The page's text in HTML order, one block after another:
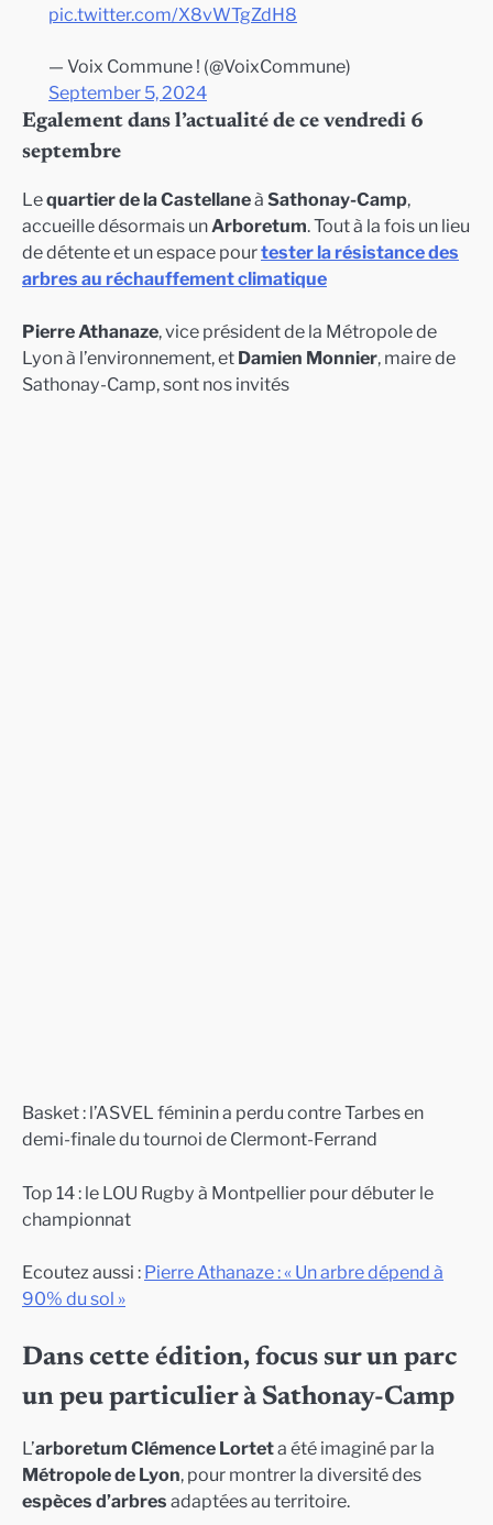
pic.twitter.com/X8vWTgZdH8
— Voix Commune ! (@VoixCommune)
September 5, 2024
Egalement dans l’actualité de ce vendredi 6
septembre
Lequartier de la Castellaneà Sathonay-Camp,
accueille désormais unArboretum. Tout à la fois un lieu
de détente et un espace pourtester la résistance des
arbres au réchauffement climatique
Pierre Athanaze, vice président de la Métropole de
Lyon à l’environnement, et Damien Monnier, maire de
Sathonay-Camp, sont nos invités
Basket : l’ASVEL féminin a perdu contre Tarbes en
demi-finale du tournoi de Clermont-Ferrand
Top 14 : le LOU Rugby à Montpellier pour débuter le
championnat
Ecoutez aussi : Pierre Athanaze : « Un arbre dépend à
90% du sol »
Dans cette édition, focus sur un parc
un peu particulier à Sathonay-Camp
L’arboretum Clémence Lorteta été imaginé par la
Métropole de Lyon, pour montrer la diversité des
espèces d’arbres adaptées au territoire.